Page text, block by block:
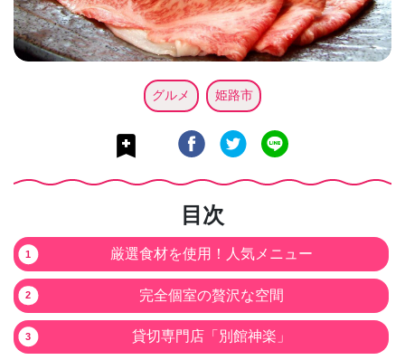
グルメ 姫路市
目次
厳選食材を使用！人気メニュー
完全個室の贅沢な空間
貸切専門店「別館神楽」